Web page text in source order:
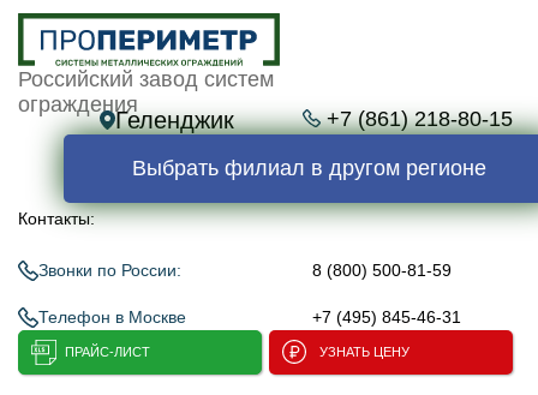
Российский завод систем
ограждения
Геленджик +7 (861) 218-80-15
Выбрать филиал в другом регионе
Контакты:
Звонки по России: 8 (800) 500-81-59
Телефон в Москве +7 (495) 845-46-31
ПРАЙС-ЛИСТ УЗНАТЬ ЦЕНУ